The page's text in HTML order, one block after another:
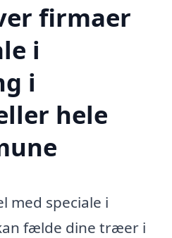
firmaer
i
i
hele
med speciale i
fælde dine træer i